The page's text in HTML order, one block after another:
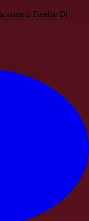
storia di Eusebio Di